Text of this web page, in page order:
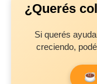
¿Querés
Si querés
creciendo,